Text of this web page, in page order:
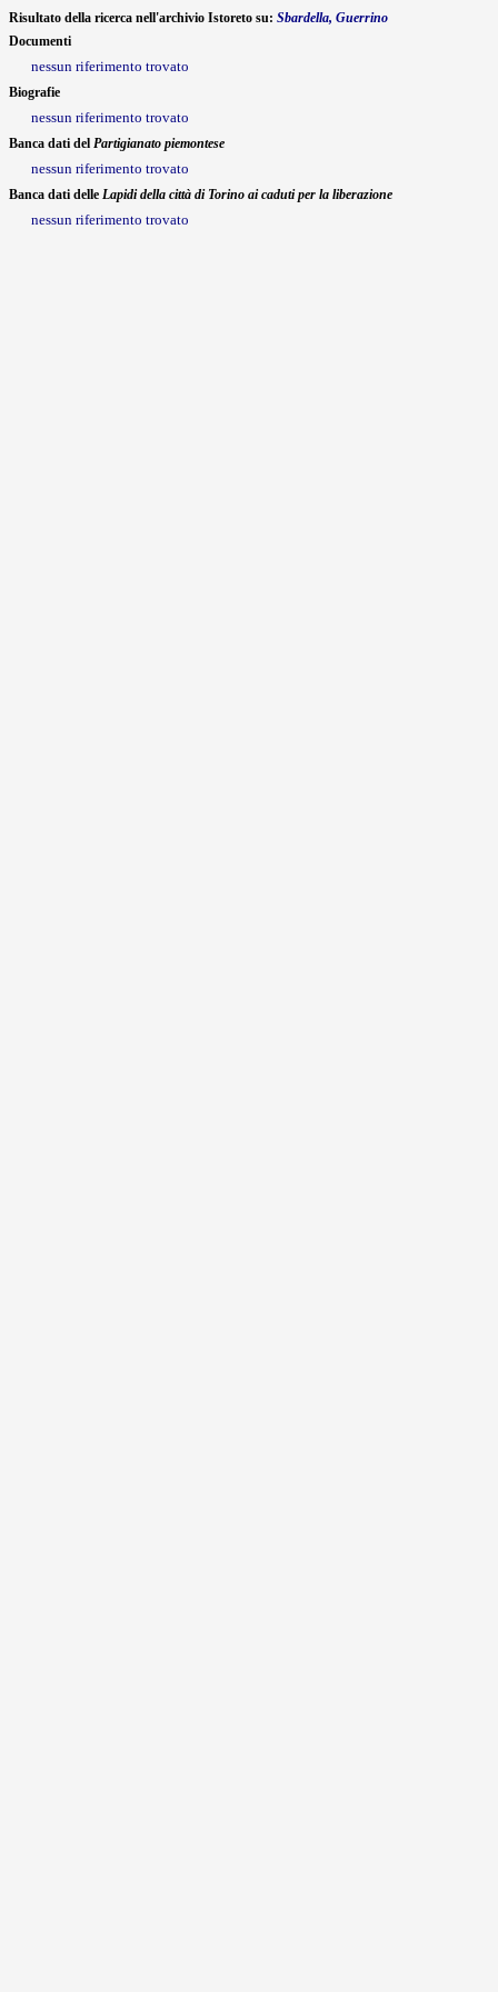
Risultato della ricerca nell'archivio Istoreto su: Sbardella, Guerrino
Documenti
nessun riferimento trovato
Biografie
nessun riferimento trovato
Banca dati del Partigianato piemontese
nessun riferimento trovato
Banca dati delle Lapidi della città di Torino ai caduti per la liberazione
nessun riferimento trovato